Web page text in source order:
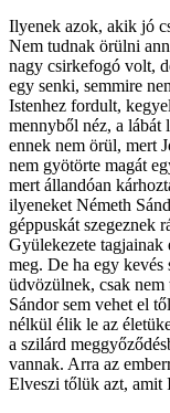
Ilyenek azok, akik jó
Nem tudnak örülni
nagy csirkefogó volt,
egy senki, semmire
Istenhez fordult,
mennyből néz, a lábát
ennek nem örül, mert
nem gyötörte magát
mert állandóan
ilyeneket Németh
géppuskát szegeznek
Gyülekezete tagjainak
meg. De ha egy
üdvözülnek, csak
Sándor sem vehet el
nélkül élik le az
a szilárd
vannak. Arra az
Elveszi tőlük azt, amit